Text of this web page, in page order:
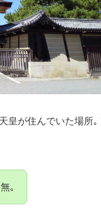
皇が住んでいた場所
｡